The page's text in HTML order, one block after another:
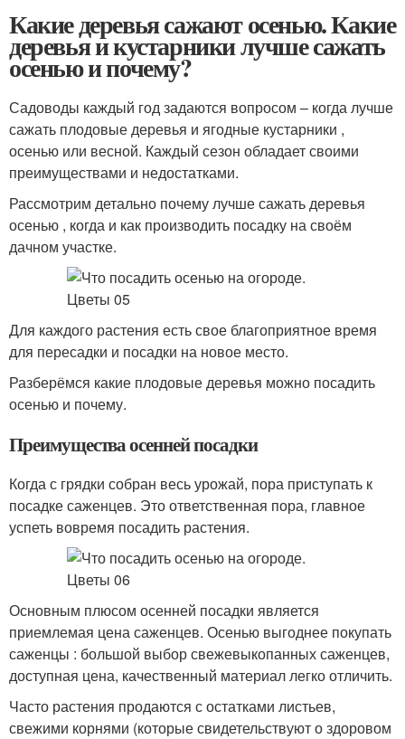
Какие деревья сажают осенью. Какие
деревья и кустарники лучше сажать
осенью и почему?
Садоводы каждый год задаются вопросом – когда лучше
сажать плодовые деревья и ягодные кустарники ,
осенью или весной. Каждый сезон обладает своими
преимуществами и недостатками.
Рассмотрим детально почему лучше сажать деревья
осенью , когда и как производить посадку на своём
дачном участке.
Для каждого растения есть свое благоприятное время
для пересадки и посадки на новое место.
Разберёмся какие плодовые деревья можно посадить
осенью и почему.
Преимущества осенней посадки
Когда с грядки собран весь урожай, пора приступать к
посадке саженцев. Это ответственная пора, главное
успеть вовремя посадить растения.
Основным плюсом осенней посадки является
приемлемая цена саженцев. Осенью выгоднее покупать
саженцы : большой выбор свежевыкопанных саженцев,
доступная цена, качественный материал легко отличить.
Часто растения продаются с остатками листьев,
свежими корнями (которые свидетельствуют о здоровом